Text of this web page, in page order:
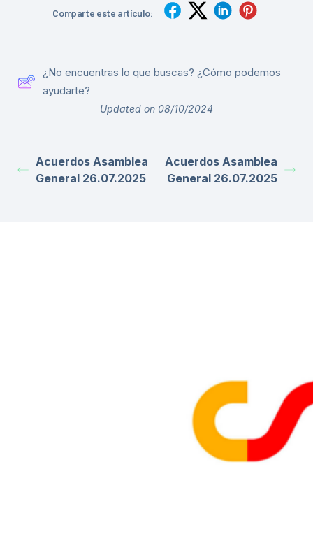
Comparte este artículo:
¿No encuentras lo que buscas? ¿Cómo podemos
ayudarte?
Updated on 08/10/2024
Acuerdos Asamblea
General 26.07.2025
Acuerdos Asamblea
General 26.07.2025